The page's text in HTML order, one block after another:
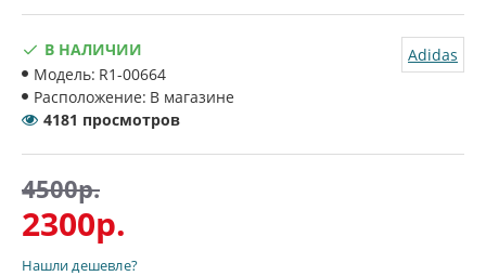
2300р.
4500р.
В НАЛИЧИИ
Модель: R1-00664
Расположение: В магазине
Adidas
4181 просмотров
Нашли дешевле?